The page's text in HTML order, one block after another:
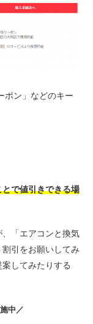
ポン」などのキー
で値引きできる場
「エアコンと換気
引をお願いしてみ
してみたりする
中／